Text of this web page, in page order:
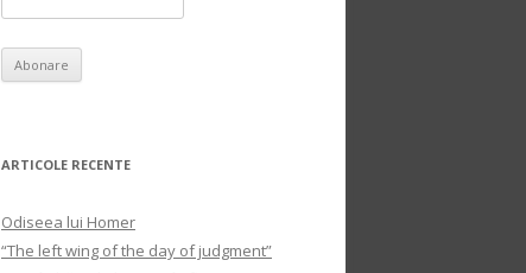
ARTICOLE RECENTE
Odiseea lui Homer
“The left wing of the day of judgment”